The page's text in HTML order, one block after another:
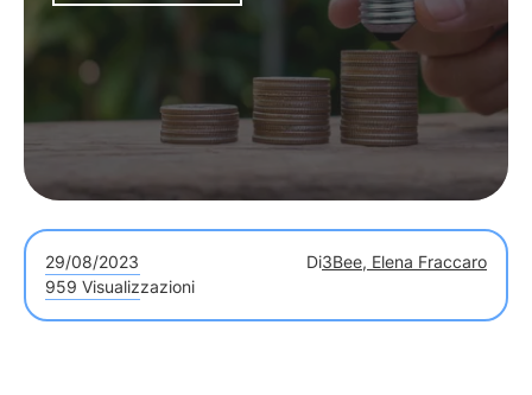
Sostenibilità.
29/08/2023 Di3Bee, Elena Fraccaro
959 Visualizzazioni